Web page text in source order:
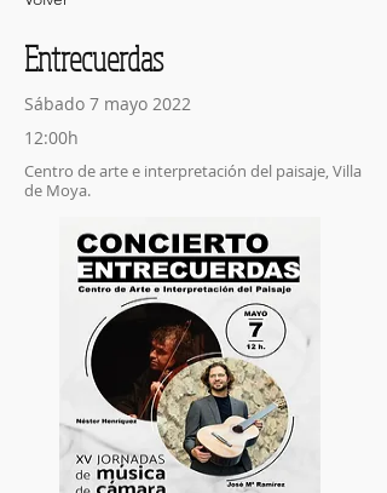
Entrecuerdas
Sábado 7 mayo 2022
12:00h
Centro de arte e interpretación del paisaje, Villa
de Moya.